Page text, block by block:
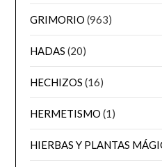
GRIMORIO (963)
HADAS (20)
HECHIZOS (16)
HERMETISMO (1)
HIERBAS Y PLANTAS